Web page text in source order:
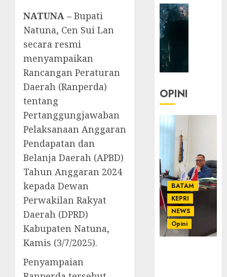
NATUNA – Bupati
Natuna, Cen Sui Lan
secara resmi
menyampaikan
Rancangan Peraturan
Daerah (Ranperda)
tentang
Pertanggungjawaban
Pelaksanaan Anggaran
Pendapatan dan
Belanja Daerah (APBD)
Tahun Anggaran 2024
kepada Dewan
Perwakilan Rakyat
Daerah (DPRD)
Kabupaten Natuna,
Kamis (3/7/2025).
Penyampaian
OPINI
BATAM
KEPRI
NEWS
Opini